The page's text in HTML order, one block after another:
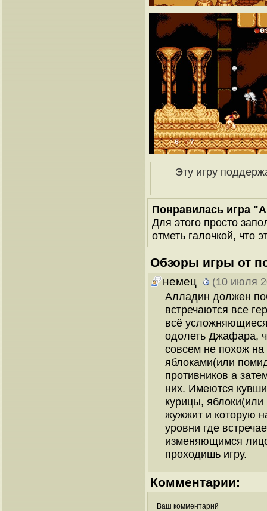
Эту игру
Понравилась игра
Для этого просто
отметь галочкой, что
Обзоры игры от
немец
(10 июля
Алладин должен
встречаются все
всё
одолеть Джафара,
совсем не похож
яблоками(или
противников а
них. Имеются
курицы,
жужжит и которую
уровни где
изменяющимся
проходишь игру.
Комментарии:
Ваш комментарий